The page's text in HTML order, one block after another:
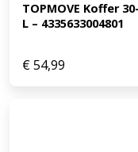
TOPMOVE Koffer
L – 4335633004801
€54,99